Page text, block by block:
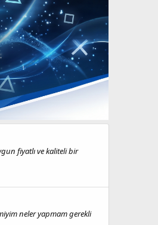
fiyatlı ve kaliteli bir
neler yapmam gerekli